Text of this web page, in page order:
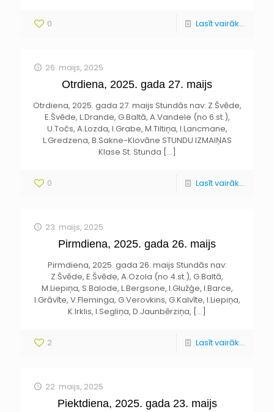
0 Lasīt vairāk...
26. maijs, 2025
Otrdiena, 2025. gada 27. maijs
Otrdiena, 2025. gada 27. maijs Stundās nav: Z.Švēde,
E.Švēde, L.Drande, G.Baltā, A.Vandele (no 6.st.),
U.Točs, A.Lozda, I.Grabe, M.Tiltiņa, I.Lancmane,
L.Gredzena, B.Sakne-Klovāne STUNDU IZMAIŅAS
Klase St. Stunda […]
0 Lasīt vairāk...
23. maijs, 2025
Pirmdiena, 2025. gada 26. maijs
Pirmdiena, 2025. gada 26. maijs Stundās nav:
Z.Švēde, E.Švēde, A.Ozola (no 4.st.), G.Baltā,
M.Liepiņa, S.Balode, L.Bergsone, I.Glužģe, I.Barce,
I.Grāvīte, V.Fleminga, G.Verovkins, G.Kalvīte, I.Liepiņa,
K.Irklis, I.Segliņa, D.Jaunbērziņa, […]
2 Lasīt vairāk...
22. maijs, 2025
Piektdiena, 2025. gada 23. maijs